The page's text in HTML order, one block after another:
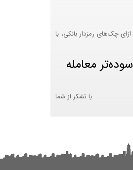
چک‌های رمزدار بانکی، با
معامله
با تشکر از شما